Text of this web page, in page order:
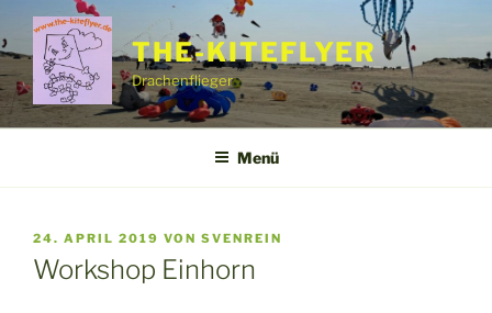
Zum
Inhalt
springen
THE-KITEFLYER
Drachenflieger
Menü
VERÖFFENTLICHT
AM
24. APRIL 2019 VON SVENREIN
Workshop Einhorn